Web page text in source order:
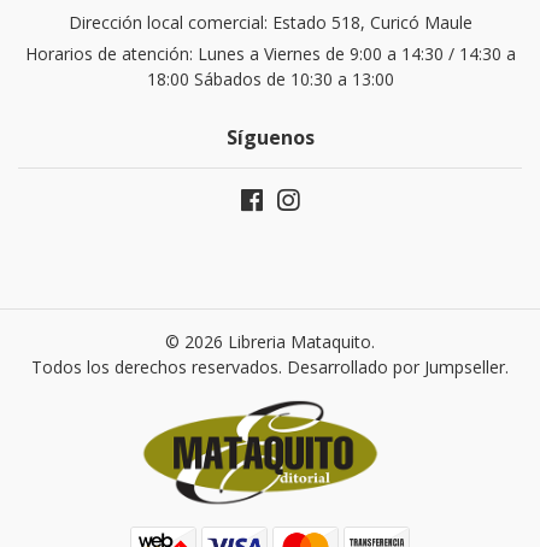
Dirección local comercial: Estado 518, Curicó Maule
Horarios de atención: Lunes a Viernes de 9:00 a 14:30 / 14:30 a
18:00 Sábados de 10:30 a 13:00
Síguenos
© 2026 Libreria Mataquito.
Todos los derechos reservados. Desarrollado por Jumpseller.